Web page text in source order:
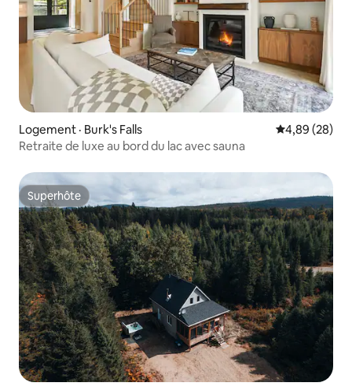
Logement · Burk's Falls Note
4,89 (28)
Retraite de luxe au bord du lac avec sauna
Superhôte
Superhôte